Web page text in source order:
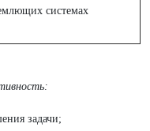
системах
задачи;